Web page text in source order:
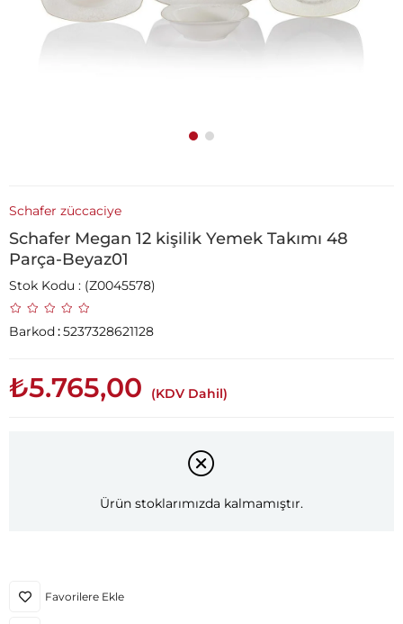
Schafer züccaciye
Schafer Megan 12 kişilik Yemek Takımı 48
Parça-Beyaz01
Stok Kodu (Z0045578)
Barkod:5237328621128
₺5.765,00 (KDV Dahil)
Ürün stoklarımızda kalmamıştır.
Favorilere Ekle